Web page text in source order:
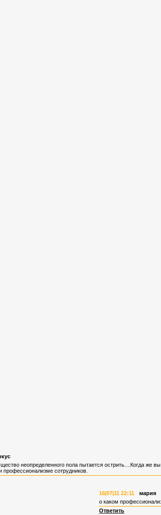
неопределенного пола пытается острить....Когда же
профессионализме сотрудников.
16|07|11 22:11
мария
о каком
Ответить